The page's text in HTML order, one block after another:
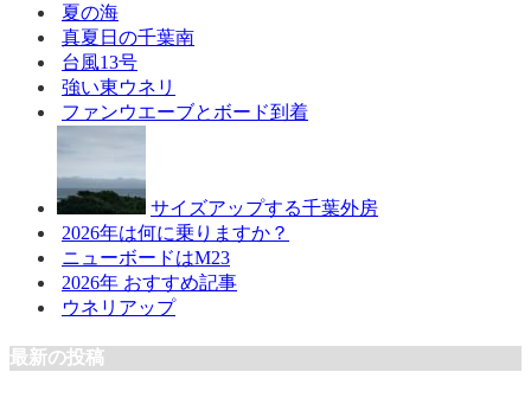
夏の海
真夏日の千葉南
台風13号
強い東ウネリ
ファンウエーブとボード到着
サイズアップする千葉外房
2026年は何に乗りますか？
ニューボードはM23
2026年 おすすめ記事
ウネリアップ
最新の投稿